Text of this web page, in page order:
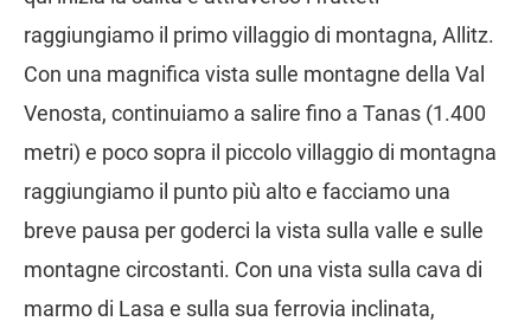
raggiungiamo il primo villaggio di montagna, Allitz.
Con una magnifica vista sulle montagne della Val
Venosta, continuiamo a salire fino a Tanas (1.400
metri) e poco sopra il piccolo villaggio di montagna
raggiungiamo il punto più alto e facciamo una
breve pausa per goderci la vista sulla valle e sulle
montagne circostanti. Con una vista sulla cava di
marmo di Lasa e sulla sua ferrovia inclinata,